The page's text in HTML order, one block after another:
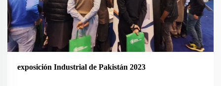
exposición Industrial de Pakistán 2023